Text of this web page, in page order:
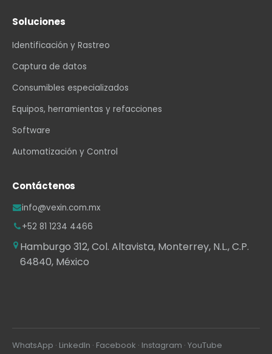
Soluciones
Identificación y Rastreo
Captura de datos
Consumibles especializados
Equipos, herramientas y refacciones
Software
Automatización y Control
Contáctenos
info@vexin.com.mx
+52 81 1234 4466
Hamburgo 312, Col. Altavista, Monterrey, N.L., C.P.
64840, México
WhatsApp · LinkedIn · Facebook · Instagram · YouTube